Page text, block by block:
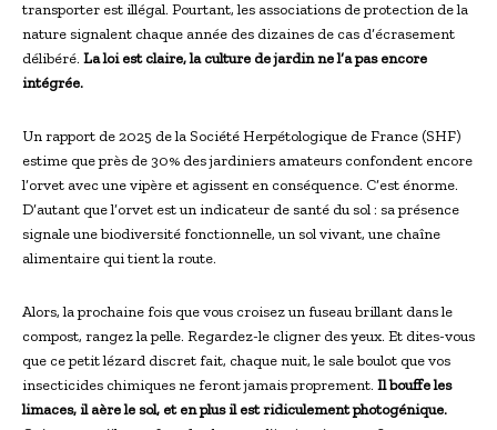
transporter est illégal. Pourtant, les associations de protection de la
nature signalent chaque année des dizaines de cas d’écrasement
délibéré. La loi est claire, la culture de jardin ne l’a pas encore
intégrée.
Un rapport de 2025 de la Société Herpétologique de France (SHF)
estime que près de 30% des jardiniers amateurs confondent encore
l’orvet avec une vipère et agissent en conséquence. C’est énorme.
D’autant que l’orvet est un indicateur de santé du sol : sa présence
signale une biodiversité fonctionnelle, un sol vivant, une chaîne
alimentaire qui tient la route.
Alors, la prochaine fois que vous croisez un fuseau brillant dans le
compost, rangez la pelle. Regardez-le cligner des yeux. Et dites-vous
que ce petit lézard discret fait, chaque nuit, le sale boulot que vos
insecticides chimiques ne feront jamais proprement. Il bouffe les
limaces, il aère le sol, et en plus il est ridiculement photogénique.